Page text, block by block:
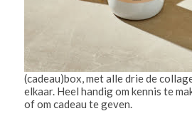
(cadeau)box, met alle drie de
elkaar. Heel handig om kennis te
of om cadeau te geven.